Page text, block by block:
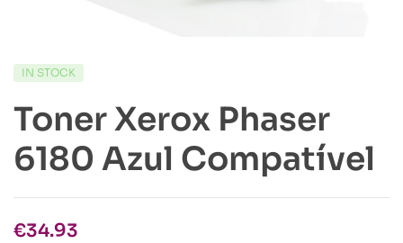
IN STOCK
Toner Xerox Phaser
6180 Azul Compatível
€34.93